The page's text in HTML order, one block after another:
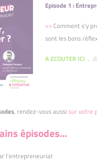
Episode 1 :
>>Comment s'y
sont les bons
A ECOUTER ICI .
, rendez-vous aussi sur votre
épisodes...
l’entrepreneuriat